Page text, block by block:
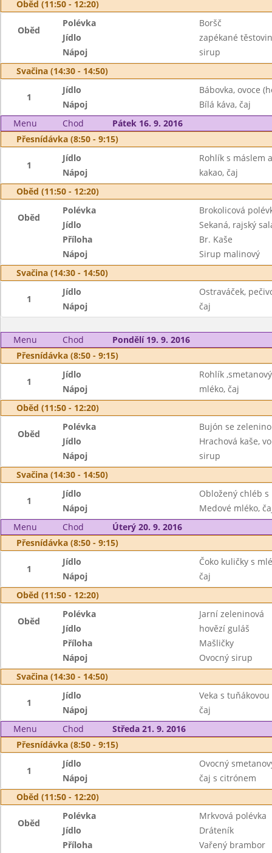
Oběd (11:50 - 12:20)
Oběd
Polévka
Boršč
Jídlo
zapékané
Nápoj
sirup
Svačina (14:30 - 14:50)
1
Jídlo
Bábovka, ovoce
Nápoj
Bílá káva, čaj
Menu
Chod
Pátek 16. 9. 2016
Přesnídávka (8:50 - 9:15)
1
Jídlo
Rohlík s máslem
Nápoj
kakao, čaj
Oběd (11:50 - 12:20)
Oběd
Polévka
Brokolicová
Jídlo
Sekaná, rajský
Příloha
Br. Kaše
Nápoj
Sirup malinový
Svačina (14:30 - 14:50)
1
Jídlo
Ostraváček,
Nápoj
čaj
Menu Chod
Pondělí 19. 9. 2016
Přesnídávka (8:50 - 9:15)
1
Jídlo
Rohlík
Nápoj
mléko, čaj
Oběd (11:50 - 12:20)
Oběd
Polévka
Bujón se
Jídlo
Hrachová kaše,
Nápoj
sirup
Svačina (14:30 - 14:50)
1
Jídlo
Obložený chléb
Nápoj
Medové mléko,
Menu
Chod
Úterý 20. 9. 2016
Přesnídávka (8:50 - 9:15)
1
Jídlo
Čoko kuličky s
Nápoj
čaj
Oběd (11:50 - 12:20)
Oběd
Polévka
Jarní zeleninová
Jídlo
hovězí guláš
Příloha
Mašličky
Nápoj
Ovocný sirup
Svačina (14:30 - 14:50)
1
Jídlo
Veka s
Nápoj
čaj
Menu
Chod
Středa 21. 9. 2016
Přesnídávka (8:50 - 9:15)
1
Jídlo
Ovocný
Nápoj
čaj s citrónem
Oběd (11:50 - 12:20)
Oběd
Polévka
Mrkvová polévka
Jídlo
Dráteník
Příloha
Vařený brambor